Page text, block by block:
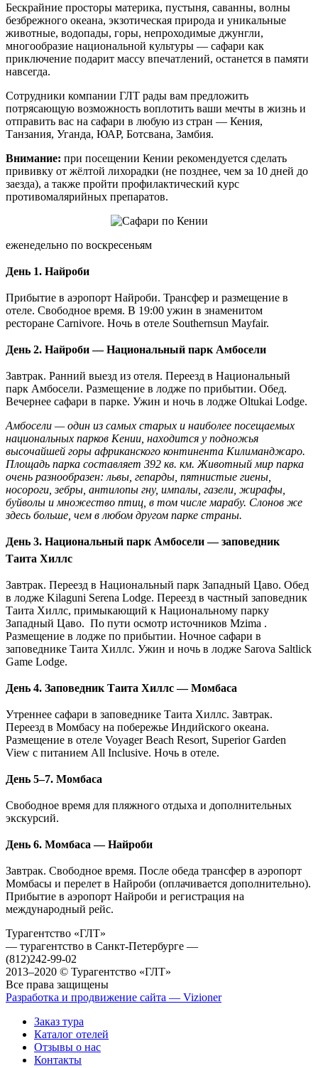
Бескрайние просторы материка, пустыня, саванны, волны
безбрежного океана, экзотическая природа и уникальные
животные, водопады, горы, непроходимые джунгли,
многообразие национальной культуры — сафари как
приключение подарит массу впечатлений, останется в памяти
навсегда.
Сотрудники компании ГЛТ рады вам предложить
потрясающую возможность воплотить ваши мечты в жизнь и
отправить вас на сафари в любую из стран — Кения,
Танзания, Уганда, ЮАР, Ботсвана, Замбия.
Внимание: при посещении Кении рекомендуется сделать
прививку от жёлтой лихорадки (не позднее, чем за 10 дней до
заезда), а также пройти профилактический курс
противомалярийных препаратов.
еженедельно по воскресеньям
День 1. Найроби
Прибытие в аэропорт Найроби. Трансфер и размещение в
отеле. Свободное время. В 19:00 ужин в знаменитом
ресторане Carnivore. Ночь в отеле Southernsun Mayfair.
День 2. Найроби — Национальный парк Амбосели
Завтрак. Ранний выезд из отеля. Переезд в Национальный
парк Амбосели. Размещение в лодже по прибытии. Обед.
Вечернее сафари в парке. Ужин и ночь в лодже Oltukai Lodge.
Амбосели — один из самых старых и наиболее посещаемых
национальных парков Кении, находится у подножья
высочайшей горы африканского континента Килиманджаро.
Площадь парка составляет 392 кв. км. Животный мир парка
очень разнообразен: львы, гепарды, пятнистые гиены,
носороги, зебры, антилопы гну, импалы, газели, жирафы,
буйволы и множество птиц, в том числе марабу. Слонов же
здесь больше, чем в любом другом парке страны.
День 3. Национальный парк Амбосели — заповедник
Таита Хиллс
Завтрак. Переезд в Национальный парк Западный Цаво. Обед
в лодже Kilaguni Serena Lodge. Переезд в частный заповедник
Таита Хиллс, примыкающий к Национальному парку
Западный Цаво. По пути осмотр источников Mzima .
Размещение в лодже по прибытии. Ночное сафари в
заповеднике Таита Хиллс. Ужин и ночь в лодже Sarova Saltlick
Game Lodge.
День 4. Заповедник Таита Хиллс — Момбаса
Утреннее сафари в заповеднике Таита Хиллс. Завтрак.
Переезд в Момбасу на побережье Индийского океана.
Размещение в отеле Voyager Beach Resort, Superior Garden
View с питанием All Inclusive. Ночь в отеле.
День 5–7. Момбаса
Свободное время для пляжного отдыха и дополнительных
экскурсий.
День 6. Момбаса — Найроби
Завтрак. Свободное время. После обеда трансфер в аэропорт
Момбасы и перелет в Найроби (оплачивается дополнительно).
Прибытие в аэропорт Найроби и регистрация на
международный рейс.
Турагентство «ГЛТ»
— турагентство в Санкт-Петербурге —
(812)242-99-02
2013–2020 © Турагентство «ГЛТ»
Все права защищены
Разработка и продвижение сайта — Vizioner
Заказ тура
Каталог отелей
Отзывы о нас
Контакты